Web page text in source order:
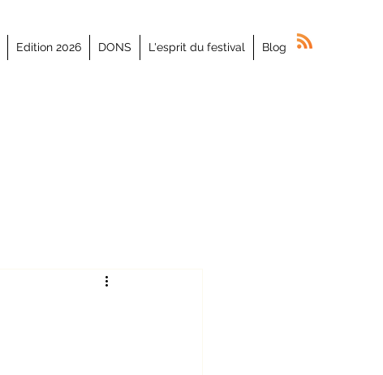
Edition 2026 DONS L'esprit du festival Blog